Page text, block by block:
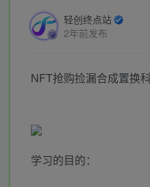
轻创终点站
2年前发布
NFT抢购捡漏合成置换
学习的目的：